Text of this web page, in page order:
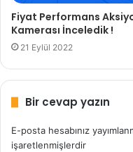
Fiyat Performans
Kamerası İnceledik !
21 Eylül 2022
Bir cevap yazın
E-posta hesabınız
işaretlenmişlerdir